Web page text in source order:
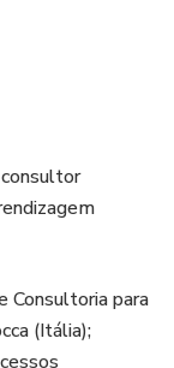
Consultoria para
(Itália);